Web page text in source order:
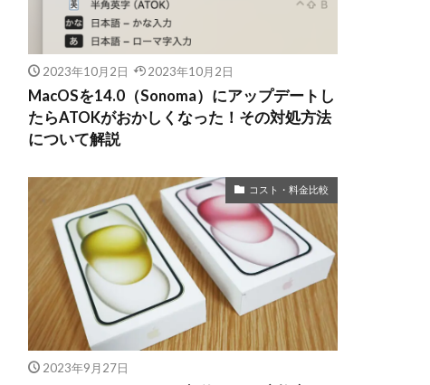
2023年10月2日 2023年10月2日
MacOSを14.0（Sonoma）にアップデートし
たらATOKがおかしくなった！その対処方法
について解説
コスト・料金比較
2023年9月27日